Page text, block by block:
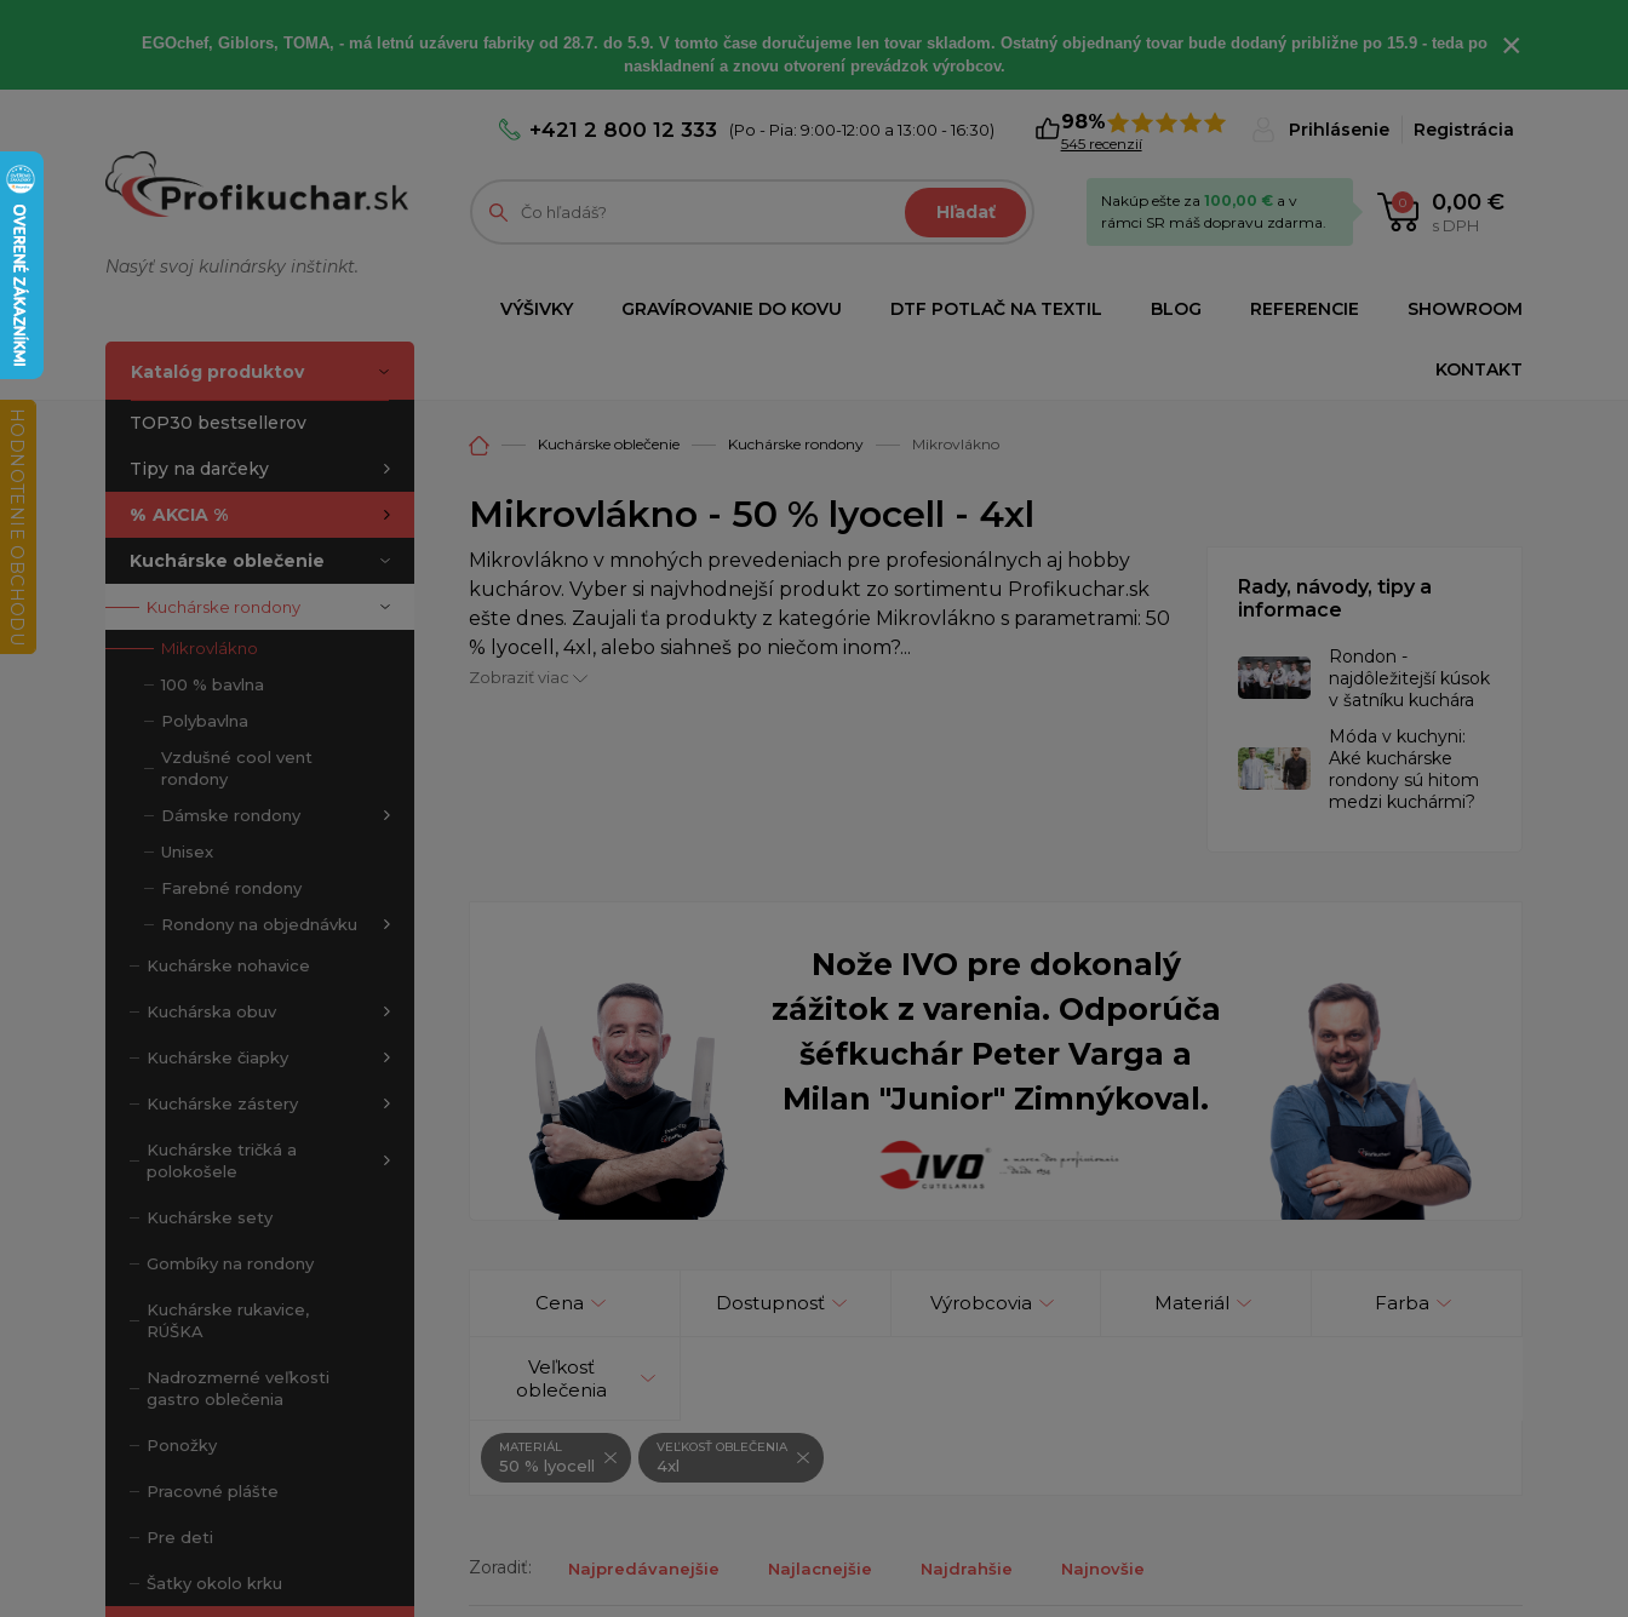
EGOchef, Giblors, TOMA, - má letnú uzáveru fabriky od 28.7. do 5.9. V tomto čase doručujeme len tovar skladom. Ostatný objednaný tovar bude dodaný približne po 15.9 - teda po
naskladnení a znovu otvorení prevádzok výrobcov.
×
Nasýť svoj kulinársky inštinkt.
+421 2 800 12 333 (Po - Pia: 9:00-12:00 a 13:00 - 16:30) 98%
545 recenzií
Prihlásenie Registrácia
Hľadať 0 0,00 €
s DPH
Nakúp ešte za 100,00 € a v
rámci SR máš dopravu zdarma.
VÝŠIVKY GRAVÍROVANIE DO KOVU DTF POTLAČ NA TEXTIL BLOG REFERENCIE SHOWROOM
KONTAKT
Katalóg produktov
TOP30 bestsellerov
Tipy na darčeky
% AKCIA %
Kuchárske oblečenie
Kuchárske rondony
Mikrovlákno
100 % bavlna
Polybavlna
Vzdušné cool vent
rondony
Dámske rondony
Unisex
Farebné rondony
Rondony na objednávku
Kuchárske nohavice
Kuchárska obuv
Kuchárske čiapky
Kuchárske zástery
Kuchárske tričká a
polokošele
Kuchárske sety
Gombíky na rondony
Kuchárske rukavice,
RÚŠKA
Nadrozmerné veľkosti
gastro oblečenia
Ponožky
Pracovné plášte
Pre deti
Šatky okolo krku
Kuchárske oblečenie Kuchárske rondony Mikrovlákno
Mikrovlákno - 50 % lyocell - 4xl
Mikrovlákno v mnohých prevedeniach pre profesionálnych aj hobby
kuchárov. Vyber si najvhodnejší produkt zo sortimentu Profikuchar.sk
ešte dnes. Zaujali ťa produkty z kategórie Mikrovlákno s parametrami: 50
% lyocell, 4xl, alebo siahneš po niečom inom?...
Zobraziť viac
Rady, návody, tipy a
informace
Rondon -
najdôležitejší kúsok
v šatníku kuchára
​Móda v kuchyni:
Aké kuchárske
rondony sú hitom
medzi kuchármi?
Nože IVO pre dokonalý
zážitok z varenia. Odporúča
šéfkuchár Peter Varga a
Milan "Junior" Zimnýkoval.
Cena Dostupnosť Výrobcovia Materiál Farba
Veľkosť
oblečenia
MATERIÁL
50 % lyocell
VEĽKOSŤ OBLEČENIA
4xl
Zoradiť: Najpredávanejšie Najlacnejšie Najdrahšie Najnovšie
HODNOTENIE OBCHODU